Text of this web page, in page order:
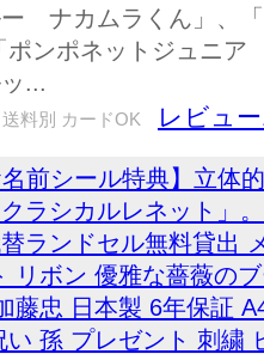
ー ナカムラくん」、
ポンポネットジュニ
...
料別 カードOK レビュ
前シール特典】立体
ラシカルレネット」
ランドセル無料貸出
リボン 優雅な薔薇の
藤忠 日本製 6年保証
い 孫 プレゼント 刺繍